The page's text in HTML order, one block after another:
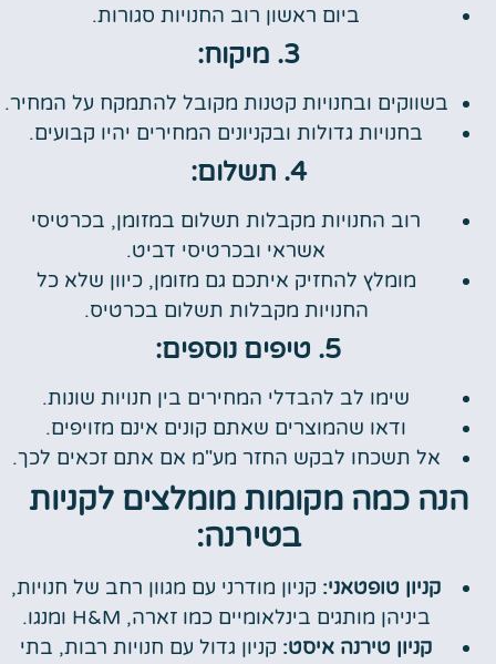
ביום ראשון רוב החנויות סגורות.
3. מיקוח:
בשווקים ובחנויות קטנות מקובל להתמקח על המחיר.
בחנויות גדולות ובקניונים המחירים יהיו קבועים.
4. תשלום:
רוב החנויות מקבלות תשלום במזומן, בכרטיסי
אשראי ובכרטיסי דביט.
מומלץ להחזיק איתכם גם מזומן, כיוון שלא כל
החנויות מקבלות תשלום בכרטיס.
5. טיפים נוספים:
שימו לב להבדלי המחירים בין חנויות שונות.
ודאו שהמוצרים שאתם קונים אינם מזויפים.
אל תשכחו לבקש החזר מע"מ אם אתם זכאים לכך.
הנה כמה מקומות מומלצים לקניות
בטירנה:
קניון טופטאני: קניון מודרני עם מגוון רחב של חנויות,
ביניהן מותגים בינלאומיים כמו זארה, H&M ומנגו.
קניון טירנה איסט: קניון גדול עם חנויות רבות, בתי